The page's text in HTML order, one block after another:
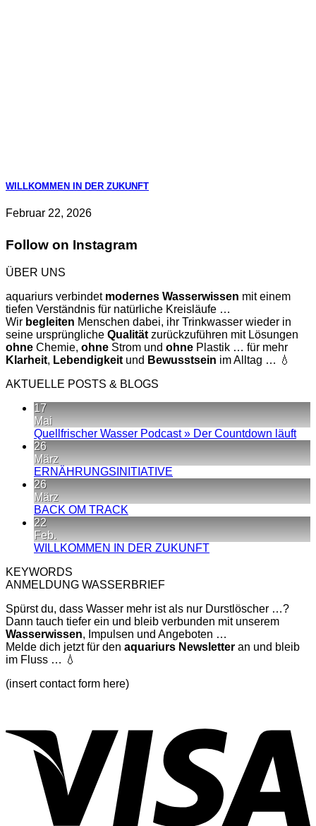
WILLKOMMEN IN DER ZUKUNFT
Februar 22, 2026
Follow on Instagram
ÜBER UNS
aquariurs verbindet modernes Wasserwissen mit einem
tiefen Verständnis für natürliche Kreisläufe …
Wir begleiten Menschen dabei, ihr Trinkwasser wieder in
seine ursprüngliche Qualität zurückzuführen mit Lösungen
ohne Chemie, ohne Strom und ohne Plastik … für mehr
Klarheit, Lebendigkeit und Bewusstsein im Alltag … 💧
AKTUELLE POSTS & BLOGS
17
Mai
Quellfrischer Wasser Podcast » Der Countdown läuft
26
März
ERNÄHRUNGSINITIATIVE
26
März
BACK OM TRACK
BACK
22
Feb.
WILLKOMMEN IN DER ZUKUNFTKeine
DER
ZUKUNFT
KEYWORDS
ANMELDUNG WASSERBRIEF
Spürst du, dass Wasser mehr ist als nur Durstlöscher …?
Dann tauch tiefer ein und bleib verbunden mit unserem
Wasserwissen, Impulsen und Angeboten …
Melde dich jetzt für den aquariurs Newsletter an und bleib
im Fluss … 💧
(insert contact form here)